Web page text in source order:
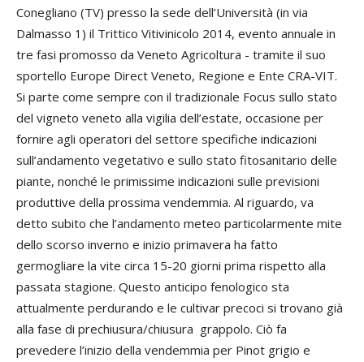
Conegliano (TV) presso la sede dell’Università (in via
Dalmasso 1) il Trittico Vitivinicolo 2014, evento annuale in
tre fasi promosso da Veneto Agricoltura - tramite il suo
sportello Europe Direct Veneto, Regione e Ente CRA-VIT.
Si parte come sempre con il tradizionale Focus sullo stato
del vigneto veneto alla vigilia dell’estate, occasione per
fornire agli operatori del settore specifiche indicazioni
sull’andamento vegetativo e sullo stato fitosanitario delle
piante, nonché le primissime indicazioni sulle previsioni
produttive della prossima vendemmia. Al riguardo, va
detto subito che l’andamento meteo particolarmente mite
dello scorso inverno e inizio primavera ha fatto
germogliare la vite circa 15-20 giorni prima rispetto alla
passata stagione. Questo anticipo fenologico sta
attualmente perdurando e le cultivar precoci si trovano già
alla fase di prechiusura/chiusura grappolo. Ciò fa
prevedere l’inizio della vendemmia per Pinot grigio e